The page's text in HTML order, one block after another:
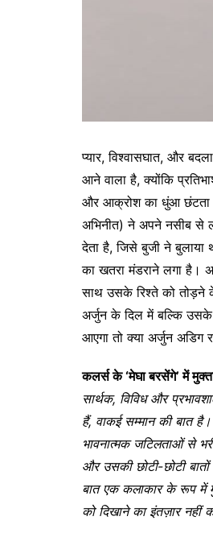
प्यार, विश्वासघात, और
आने वाला है, क्योंकि
और आक्रोश का धुंआ छंटता जा
अभिनीत) ने अपने नसीब से
देता है, जिसे बुजी ने
का खतरा मंडराने लगा है।
साथ उसके रिश्ते को तोड़ने
अर्जुन के दिल में बल्कि उसके
आएगा तो क्या अर्जुन अडिग
कलर्स के ‘मेघा बरसेंगे’ में
सार्थक, विविध और
हैं, वाकई सम्मान की बात
भावनात्मक जटिलताओं से
और उसकी छोटी-छोटी
बात एक कलाकार के रूप में
को दिखाने का इंतज़ार नहीं